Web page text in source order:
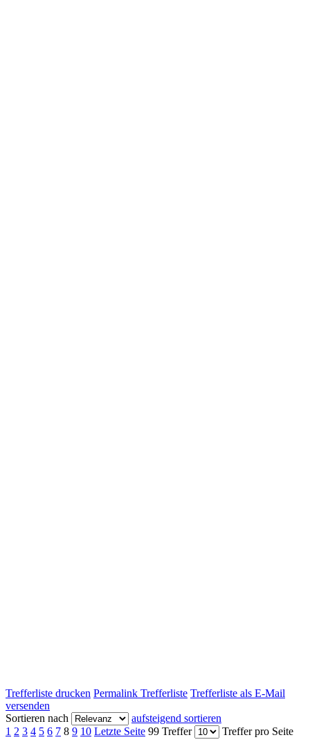
Trefferliste drucken Permalink Trefferliste Trefferliste als E-Mail
versenden
Sortieren nach
aufsteigend sortieren
1 2 3 4 5 6 7 8 9 10 Letzte Seite 99 Treffer Treffer pro Seite